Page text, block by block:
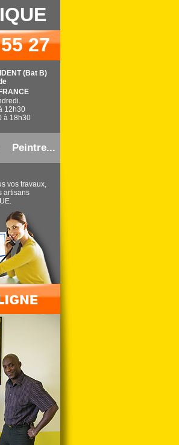
27
(Bat B)
12h30
à 18h30
Peintre...
vos travaux,
artisans